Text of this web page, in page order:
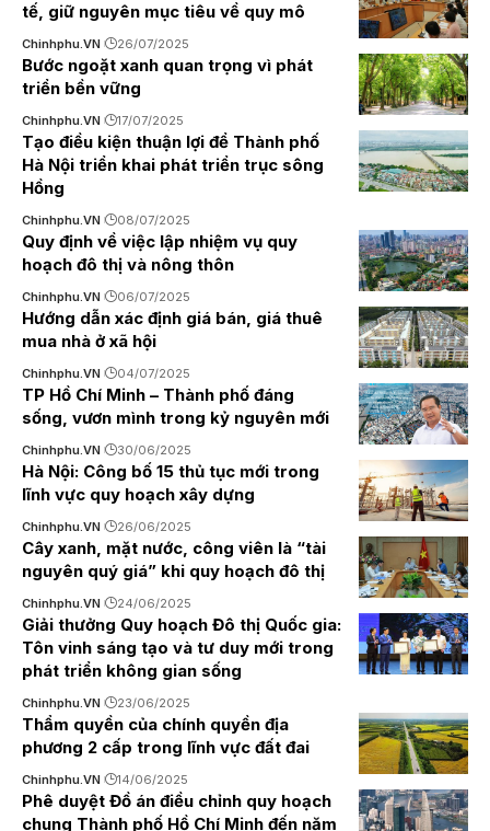
tế, giữ nguyên mục tiêu về quy mô
Chinhphu.VN 26/07/2025
Bước ngoặt xanh quan trọng vì phát
triển bền vững
Chinhphu.VN 17/07/2025
Tạo điều kiện thuận lợi để Thành phố
Hà Nội triển khai phát triển trục sông
Hồng
Chinhphu.VN 08/07/2025
Quy định về việc lập nhiệm vụ quy
hoạch đô thị và nông thôn
Chinhphu.VN 06/07/2025
Hướng dẫn xác định giá bán, giá thuê
mua nhà ở xã hội
Chinhphu.VN 04/07/2025
TP Hồ Chí Minh – Thành phố đáng
sống, vươn mình trong kỷ nguyên mới
Chinhphu.VN 30/06/2025
Hà Nội: Công bố 15 thủ tục mới trong
lĩnh vực quy hoạch xây dựng
Chinhphu.VN 26/06/2025
Cây xanh, mặt nước, công viên là “tài
nguyên quý giá” khi quy hoạch đô thị
Chinhphu.VN 24/06/2025
Giải thưởng Quy hoạch Đô thị Quốc gia:
Tôn vinh sáng tạo và tư duy mới trong
phát triển không gian sống
Chinhphu.VN 23/06/2025
Thẩm quyền của chính quyền địa
phương 2 cấp trong lĩnh vực đất đai
Chinhphu.VN 14/06/2025
Phê duyệt Đồ án điều chỉnh quy hoạch
chung Thành phố Hồ Chí Minh đến năm